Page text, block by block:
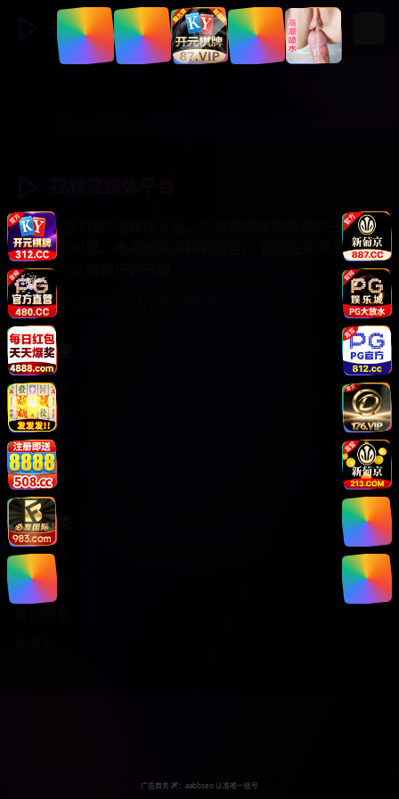
视频流媒体 登录 注册
专业的在线视频流媒体平台，为您提供高清免费的日韩综
艺、热门电影、电视剧集等精彩内容。 让您在闲暇时光中
尽情享受视听娱乐的乐趣。
© 2025 视频流媒体平台. 保留所有权利.
快速链接
视频分类
关于我们
服务支持
版权声明
热门分类
日韩综艺
热门电影